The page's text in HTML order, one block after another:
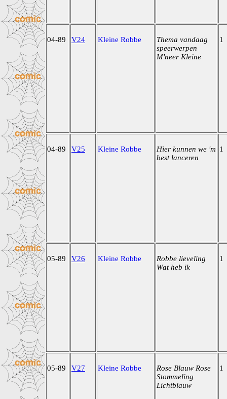
04-89 V24 Kleine Robbe
Thema vandaag
speerwerpen
M'neer Kleine
1
04-89 V25 Kleine Robbe
Hier kunnen we 'm
best lanceren
1
05-89 V26 Kleine Robbe
Robbe lieveling
Wat heb ik
1
05-89 V27 Kleine Robbe
Rose Blauw Rose
Stommeling
Lichtblauw
1